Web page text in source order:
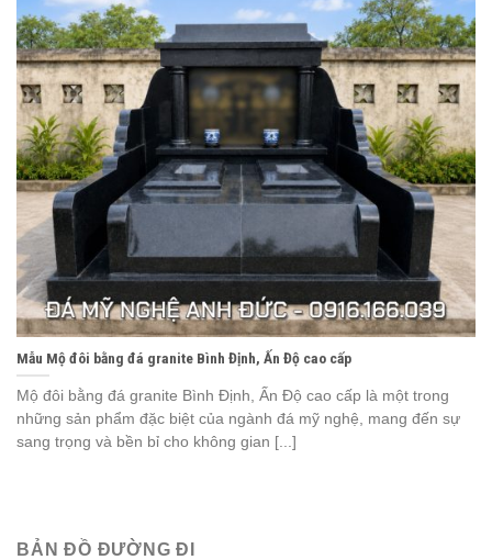
Mẫu Mộ đôi bằng đá granite Bình Định, Ấn Độ cao cấp
Mộ đôi bằng đá granite Bình Định, Ấn Độ cao cấp là một trong
những sản phẩm đặc biệt của ngành đá mỹ nghệ, mang đến sự
sang trọng và bền bỉ cho không gian [...]
BẢN ĐỒ ĐƯỜNG ĐI